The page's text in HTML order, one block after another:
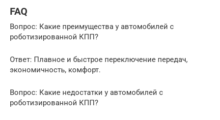
FAQ
Вопрос: Какие преимущества у автомобилей с
роботизированной КПП?
Ответ: Плавное и быстрое переключение передач,
экономичность, комфорт.
Вопрос: Какие недостатки у автомобилей с
роботизированной КПП?